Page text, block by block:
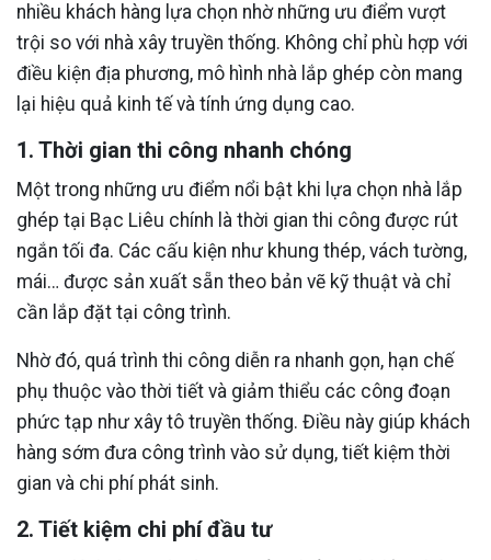
nhiều khách hàng lựa chọn nhờ những ưu điểm vượt
trội so với nhà xây truyền thống. Không chỉ phù hợp với
điều kiện địa phương, mô hình nhà lắp ghép còn mang
lại hiệu quả kinh tế và tính ứng dụng cao.
1. Thời gian thi công nhanh chóng
Một trong những ưu điểm nổi bật khi lựa chọn nhà lắp
ghép tại Bạc Liêu chính là thời gian thi công được rút
ngắn tối đa. Các cấu kiện như khung thép, vách tường,
mái… được sản xuất sẵn theo bản vẽ kỹ thuật và chỉ
cần lắp đặt tại công trình.
Nhờ đó, quá trình thi công diễn ra nhanh gọn, hạn chế
phụ thuộc vào thời tiết và giảm thiểu các công đoạn
phức tạp như xây tô truyền thống. Điều này giúp khách
hàng sớm đưa công trình vào sử dụng, tiết kiệm thời
gian và chi phí phát sinh.
2. Tiết kiệm chi phí đầu tư